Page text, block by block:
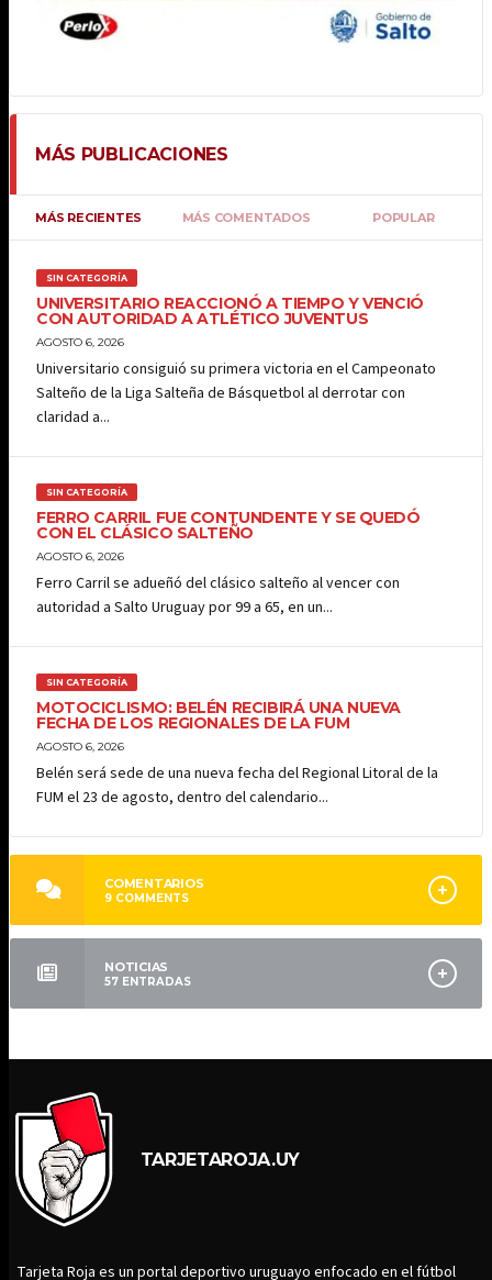
MÁS PUBLICACIONES
MÁS RECIENTES MÁS COMENTADOS POPULAR
SIN CATEGORÍA
UNIVERSITARIO REACCIONÓ A TIEMPO Y VENCIÓ
CON AUTORIDAD A ATLÉTICO JUVENTUS
AGOSTO 6, 2026
Universitario consiguió su primera victoria en el Campeonato
Salteño de la Liga Salteña de Básquetbol al derrotar con
claridad a...
SIN CATEGORÍA
FERRO CARRIL FUE CONTUNDENTE Y SE QUEDÓ
CON EL CLÁSICO SALTEÑO
AGOSTO 6, 2026
Ferro Carril se adueñó del clásico salteño al vencer con
autoridad a Salto Uruguay por 99 a 65, en un...
SIN CATEGORÍA
MOTOCICLISMO: BELÉN RECIBIRÁ UNA NUEVA
FECHA DE LOS REGIONALES DE LA FUM
AGOSTO 6, 2026
Belén será sede de una nueva fecha del Regional Litoral de la
FUM el 23 de agosto, dentro del calendario...
COMENTARIOS
9 COMMENTS
NOTICIAS
57 ENTRADAS
TARJETAROJA.UY
Tarjeta Roja es un portal deportivo uruguayo enfocado en el fútbol